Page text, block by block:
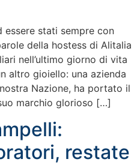
essere stati sempre con
della hostess di Alitalia
nell’ultimo giorno di vita
altro gioiello: una azienda
Nazione, ha portato il
marchio glorioso […]
restate